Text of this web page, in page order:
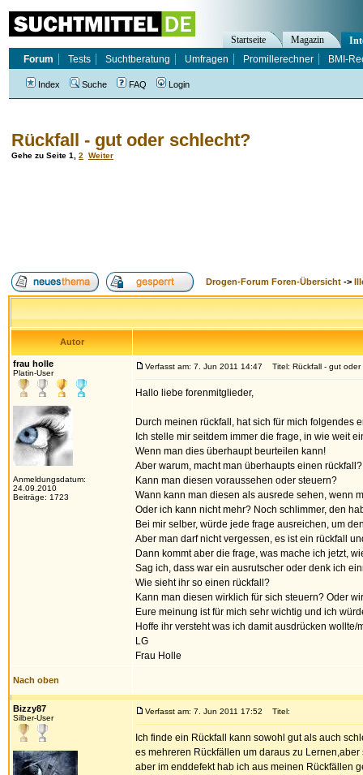
Rückfall - gut oder schlecht?
Gehe zu Seite 1 2 Weiter
Drogen-Forum Foren-Übersicht ->
Autor
frau holle
Platin-User
Anmeldungsdatum:
24.09.2010
Beiträge: 1723
Verfasst am: 7. Jun 2011 14:47 Titel: Rückfall - gut oder
Hallo liebe forenmitglieder,
Durch meinen rückfall, hat sich für mich folgendes
Ich stelle mir seitdem immer die frage, in wie weit
Wenn man dies überhaupt beurteilen kann!
Aber warum, macht man überhaupts einen rückfall?
Kann man diesen voraussehen oder steuern?
Wann kann man diesen als ausrede sehen, wenn
Oder ich kann nicht mehr? Noch schlimmer, den
Bei mir selber, würde jede frage ausreichen, um
Aber man darf nicht vergessen, es ist ein rückfall
Dann kommt aber die frage, was mache ich jetzt,
Sag ich, dass war ein ausrutscher oder denk ich
Wie sieht ihr so einen rückfall?
Kann man diesen wirklich für sich steuern? Oder
Eure meinung ist für mich sehr wichtig und ich
Hoffe ihr versteht was ich damit ausdrücken wollte/
LG
Frau Holle
Nach oben
Bizzy87
Silber-User
Verfasst am: 7. Jun 2011 17:52 Titel:
Ich finde ein Rückfall kann sowohl gut als auch
es mehreren Rückfällen um daraus zu
aber im enddefekt hab ich aus meinen Rückfällen
Startseite Magazin
Forum
Tests Suchtberatung Umfragen Promillerechner BMI-
Index Suche FAQ Login